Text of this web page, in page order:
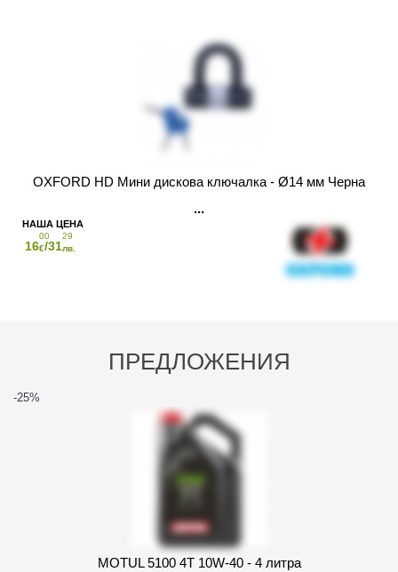
ПРЕДЛОЖЕНИЯ
-25%
MOTUL 5100 4T 10W-40 - 4 литра
OXFORD HD Мини дискова ключалка - Ø14 мм Черна
16
00
€/31
29
лв.